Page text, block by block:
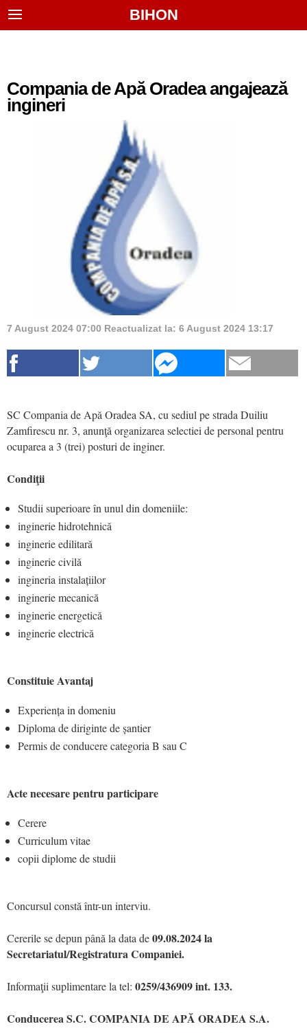
BIHON
Compania de Apă Oradea angajează
ingineri
7 August 2024 07:00 Reactualizat la: 6 August 2024 13:17
SC Compania de Apă Oradea SA, cu sediul pe strada Duiliu
Zamfirescu nr. 3, anunţă organizarea selectiei de personal pentru
ocuparea a 3 (trei) posturi de inginer.
Condiţii
Studii superioare în unul din domeniile:
inginerie hidrotehnică
inginerie edilitară
inginerie civilă
ingineria instalațiilor
inginerie mecanică
inginerie energetică
inginerie electrică
Constituie Avantaj
Experiența in domeniu
Diploma de diriginte de șantier
Permis de conducere categoria B sau C
Acte necesare pentru participare
Cerere
Curriculum vitae
copii diplome de studii
Concursul constă într-un interviu.
Cererile se depun până la data de09.08.2024 la
Secretariatul/Registratura Companiei.
Informaţii suplimentare la tel: 0259/436909 int. 133.
Conducerea S.C. COMPANIA DE APĂ ORADEA S.A.